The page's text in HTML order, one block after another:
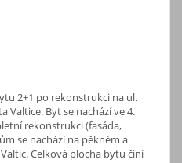
2+1 po rekonstrukci na ul.
Valtice. Byt se nachází ve 4.
rekonstrukci (fasáda,
se nachází na pěkném a
Celková plocha bytu činí